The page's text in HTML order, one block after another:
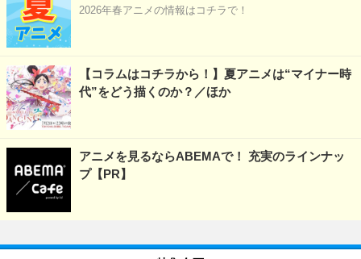
2026年春アニメの情報はコチラで！
【コラムはコチラから！】夏アニメは“マイナー時
代”をどう描くのか？／ほか
アニメを見るならABEMAで！ 充実のラインナッ
プ【PR】